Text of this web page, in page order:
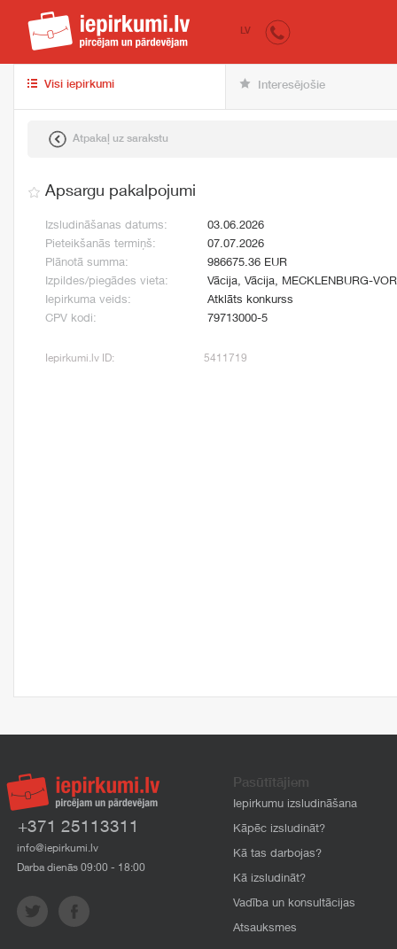
iepirkumi.lv
LV
Visi iepirkumi Interesējošie
Atpakaļ uz sarakstu
Apsargu pakalpojumi
Izsludināšanas datums:
03.06.2026
Pieteikšanās termiņš:
07.07.2026
Plānotā summa:
986675.36 EUR
Izpildes/piegādes vieta:
Vācija, Vācija, MECKLENBURG-
Iepirkuma veids:
Atklāts konkurss
CPV kodi:
79713000-5
Iepirkumi.lv ID: 5411719
+371 25113311
info@iepirkumi.lv
Darba dienās 09:00 - 18:00
Pasūtītājiem
Iepirkumu izsludināšana
Kāpēc izsludināt?
Kā tas darbojas?
Kā izsludināt?
Vadība un konsultācijas
Atsauksmes